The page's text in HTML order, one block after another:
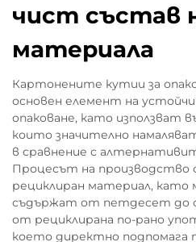
чист състав
материала
Картонените кутии за
основен елемент на
опаковане, като използват
които значително
в сравнение с
Процесът на производство
рециклиран материал, като
съдържат от петдесет до
от рециклирана по-рано
което директно подпомага